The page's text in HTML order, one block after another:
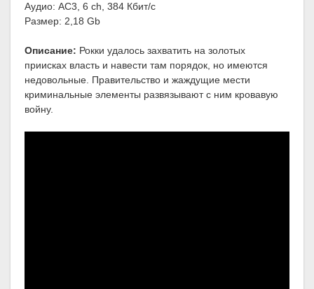
Аудио: AC3, 6 ch, 384 Кбит/с
Размер: 2,18 Gb
Описание: Рокки удалось захватить на золотых
приисках власть и навести там порядок, но имеются
недовольные. Правительство и жаждущие мести
криминальные элементы развязывают с ним кровавую
войну.